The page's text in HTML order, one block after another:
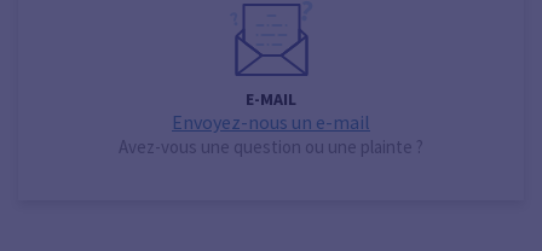
E-MAIL
Envoyez-nous un e-mail
Avez-vous une question ou une plainte ?